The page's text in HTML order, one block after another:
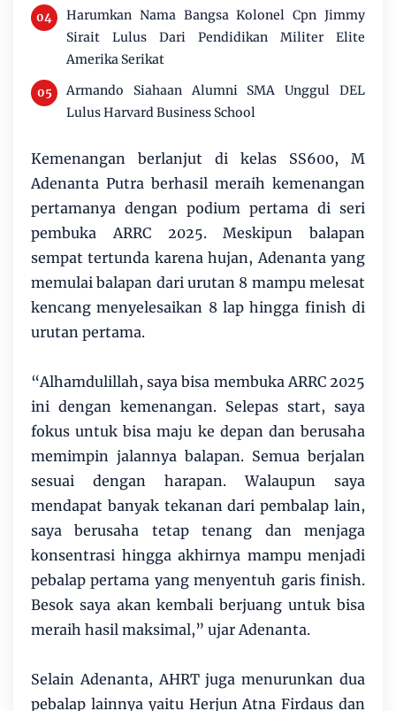
Harumkan Nama Bangsa Kolonel Cpn Jimmy
Sirait Lulus Dari Pendidikan Militer Elite
Amerika Serikat
Armando Siahaan Alumni SMA Unggul DEL
Lulus Harvard Business School
Kemenangan berlanjut di kelas SS600, M
Adenanta Putra berhasil meraih kemenangan
pertamanya dengan podium pertama di seri
pembuka ARRC 2025. Meskipun balapan
sempat tertunda karena hujan, Adenanta yang
memulai balapan dari urutan 8 mampu melesat
kencang menyelesaikan 8 lap hingga finish di
urutan pertama.
“Alhamdulillah, saya bisa membuka ARRC 2025
ini dengan kemenangan. Selepas start, saya
fokus untuk bisa maju ke depan dan berusaha
memimpin jalannya balapan. Semua berjalan
sesuai dengan harapan. Walaupun saya
mendapat banyak tekanan dari pembalap lain,
saya berusaha tetap tenang dan menjaga
konsentrasi hingga akhirnya mampu menjadi
pebalap pertama yang menyentuh garis finish.
Besok saya akan kembali berjuang untuk bisa
meraih hasil maksimal,” ujar Adenanta.
Selain Adenanta, AHRT juga menurunkan dua
pebalap lainnya yaitu Herjun Atna Firdaus dan